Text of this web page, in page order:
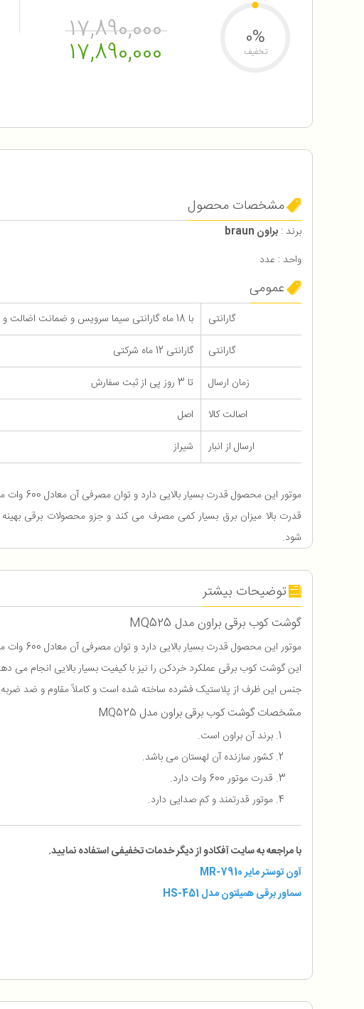
17,890,000
17,890,000 0%
تخفیف
مشخصات محصول
برند : براون braun
واحد : عدد
عمومی
گارانتی
با 18 ماه گارانتی سیما سرویس و ضمانت اضالت و سلامت فیزیکی کالا
گارانتی
گارانتی 12 ماه شرکتی
زمان ارسال
تا 3 روز پی از ثبت سفارش
اصالت کالا
اصل
ارسال از انبار
شیراز
موتور این
قدرت بالا میزان برق بسیار کمی مصرف می‌ کند و جزو محصولات برقی
شود.
توضیحات بیشتر
گوشت کوب برقی براون مدل MQ525
موتور این محصول قدرت بسیار بالایی دارد و توان مصرفی آن معادل 600 وات می باشد. که در عین داشتن قدرت بالا میزان برق بسیار کمی مصرف می‌ کند و جزو محصولات برقی
این گوشت کوب برقی عملکرد خردکن را نیز با کیفیت بسیار بالایی انجام می دهد. و ظرفیت ظرف خردکن آن معادل
جنس این ظرف از پلاستیک فشرده ساخته شده است و کاملاً مقاوم و ضد
مشخصات گوشت کوب برقی براون مدل MQ525
برند آن براون است.
کشور سازنده آن لهستان می باشد.
قدرت موتور 600 وات دارد.
موتور قدرتمند و کم صدایی دارد.
با مراجعه به سایت آفکادو از دیگر خدمات تخفیفی استفاده نمایید.
آون توستر مایر MR-7910
سماور برقی همیلتون مدل HS-451